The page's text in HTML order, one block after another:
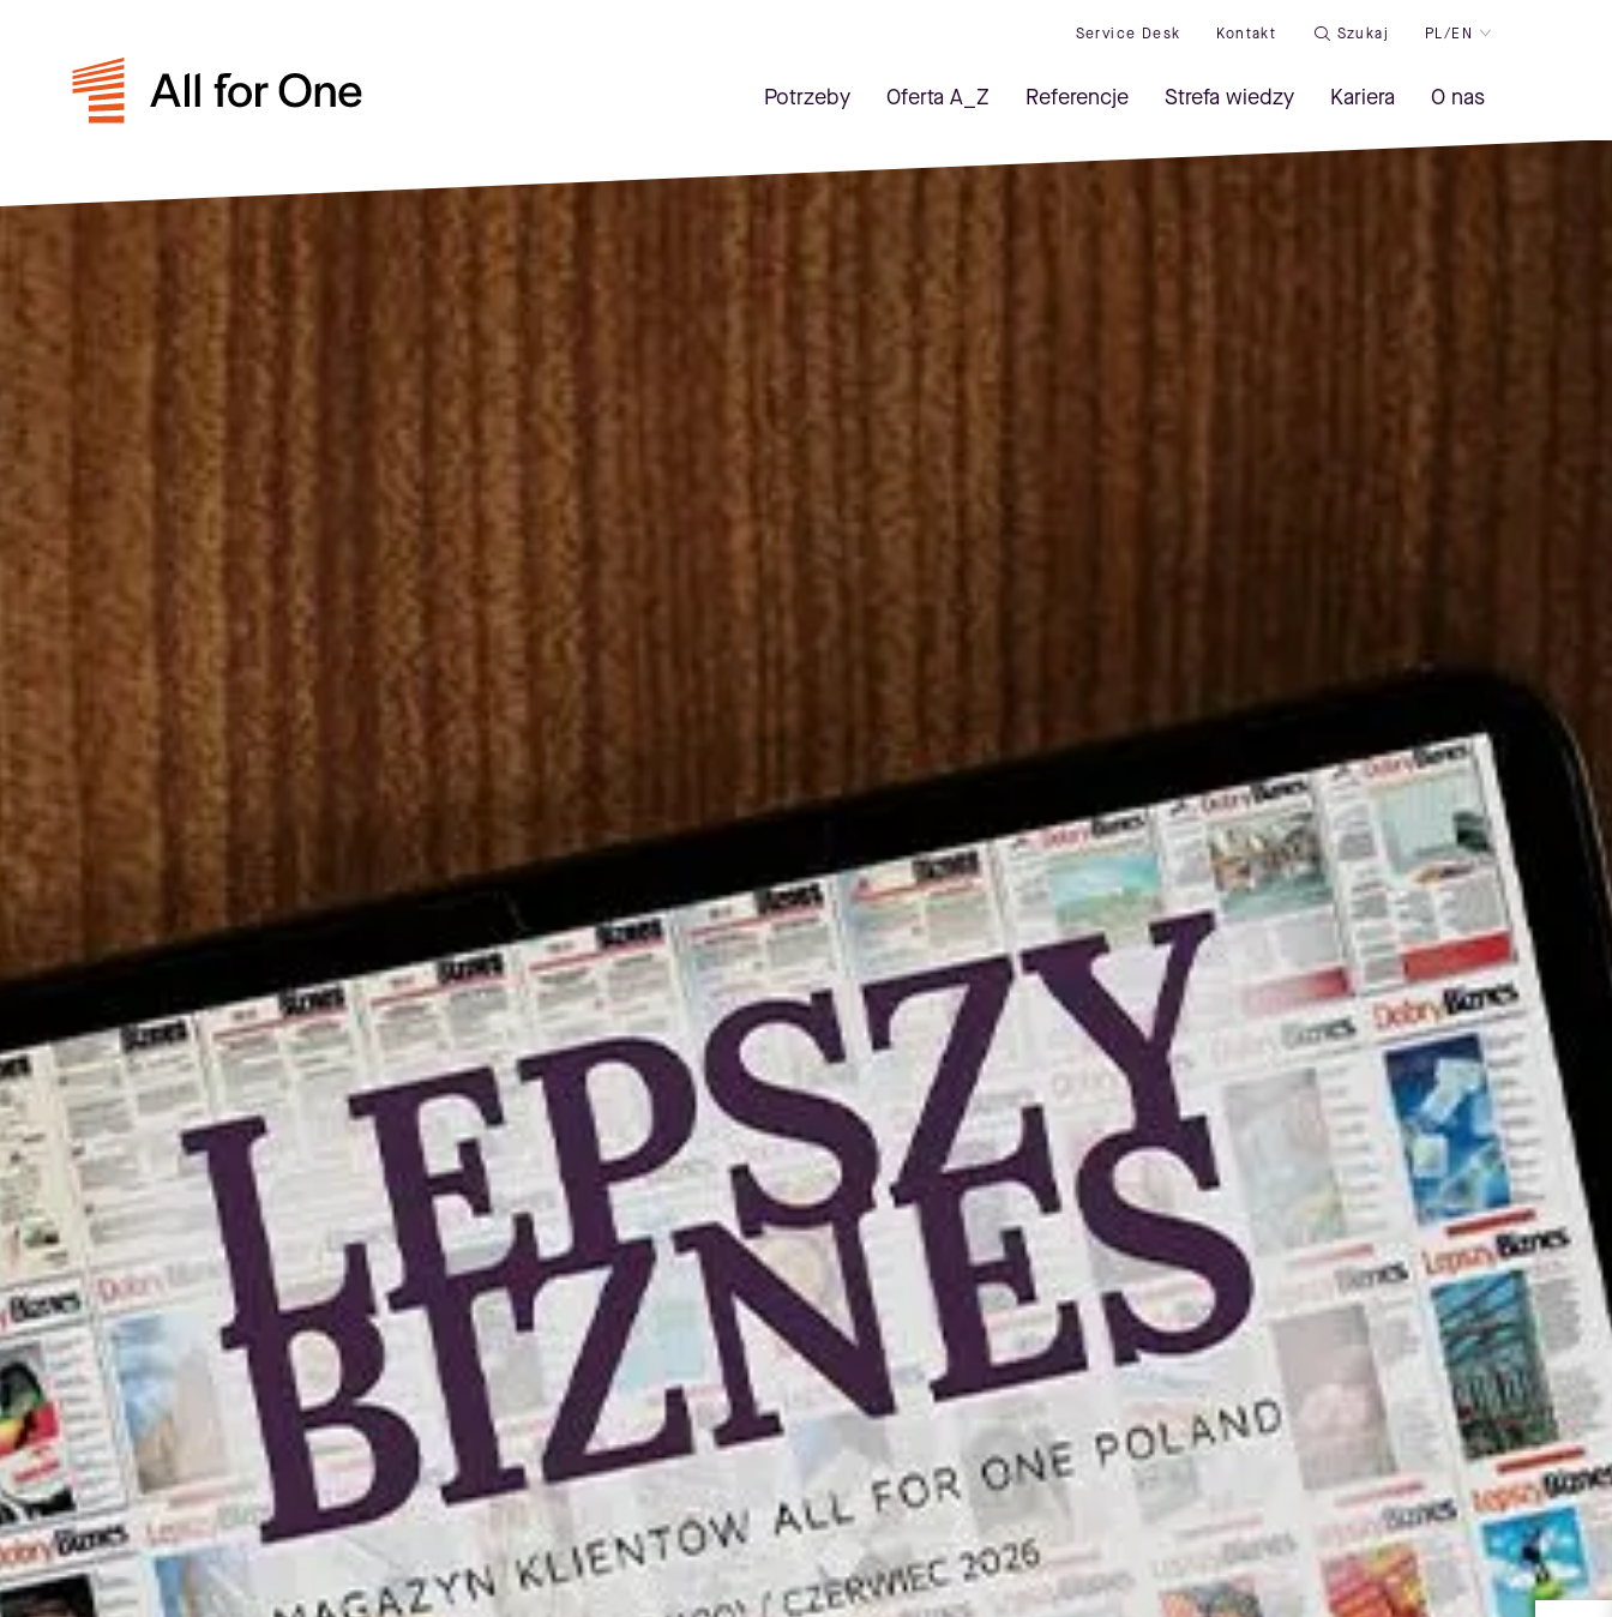
Service Desk Kontakt Szukaj PL/EN
Potrzeby Oferta A_Z Referencje Strefa wiedzy Kariera O nas